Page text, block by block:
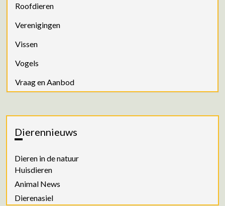
Roofdieren
Verenigingen
Vissen
Vogels
Vraag en Aanbod
Dierennieuws
Dieren in de natuur
Huisdieren
Animal News
Dierenasiel